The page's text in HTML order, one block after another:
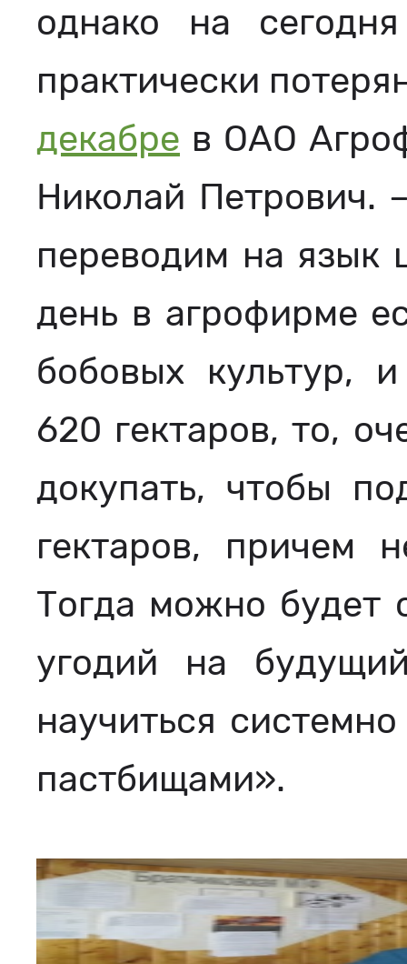
однако на
практически
декабре в ОАО
Николай Петрович.
переводим на язык
день в агрофирме
бобовых культур,
620 гектаров, то,
докупать, чтобы
гектаров, причем
Тогда можно будет
угодий на
научиться
пастбищами».